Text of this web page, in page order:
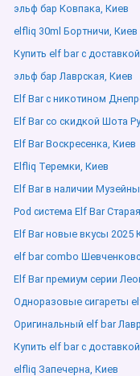
эльф бар Ковпака, Киев
elfliq 30ml Бортничи, Киев
Купить elf bar с
эльф бар Лаврская, Киев
Elf Bar с никотином
Elf Bar со скидкой Шота
Elf Bar Воскресенка, Киев
Elfliq Теремки, Киев
Elf Bar в наличии
Pod система Elf Bar
Elf Bar новые вкусы 2025
elf bar combo
Elf Bar премиум серии
Одноразовые сигареты
Оригинальный elf bar
Купить elf bar с
elfliq Запечерна, Киев